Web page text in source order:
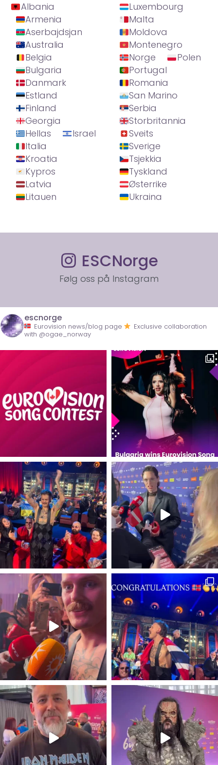
Albania
Armenia
Aserbajdsjan
Australia
Belgia
Bulgaria
Danmark
Estland
Finland
Georgia
Hellas
Israel
Italia
Kroatia
Kypros
Latvia
Litauen
Luxembourg
Malta
Moldova
Montenegro
Norge
Polen
Portugal
Romania
San Marino
Serbia
Storbritannia
Sveits
Sverige
Tsjekkia
Tyskland
Østerrike
Ukraina
ESCNorge
Følg oss på Instagram
escnorge
Eurovision news/blog page
Exclusive collaboration
with @ogae_norway